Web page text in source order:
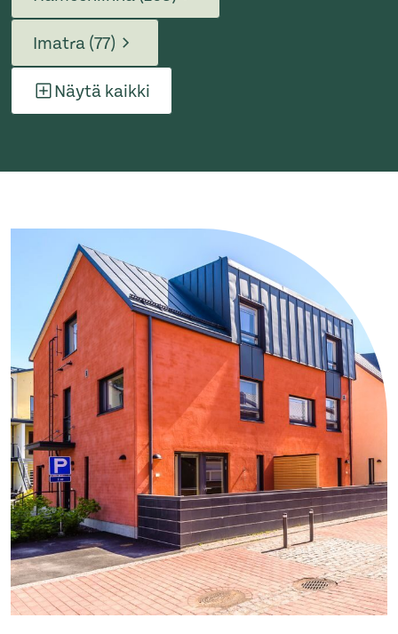
Imatra (77)
Näytä kaikki